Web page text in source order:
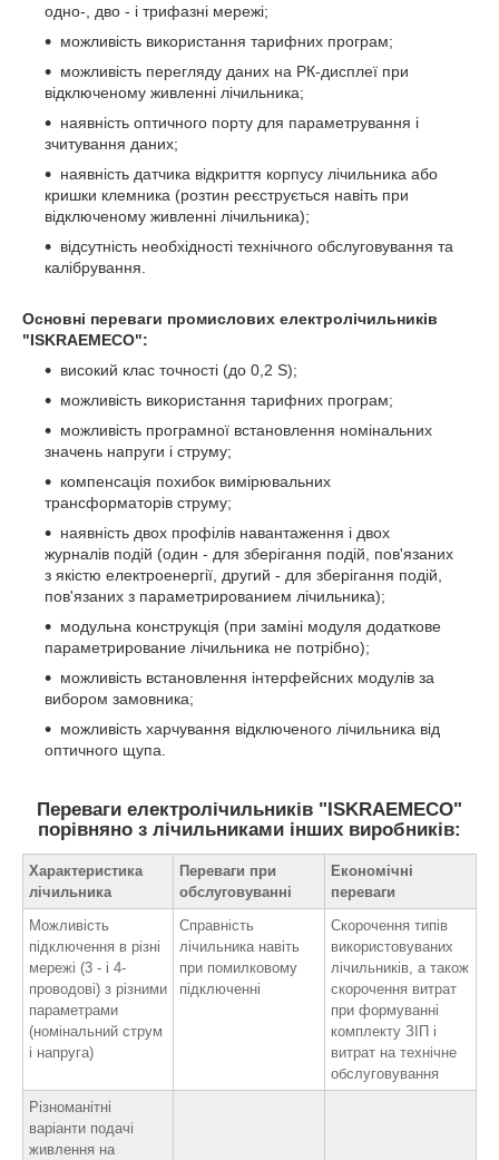
одно-, дво - і трифазні мережі;
можливість використання тарифних програм;
можливість перегляду даних на РК-дисплеї при
відключеному живленні лічильника;
наявність оптичного порту для параметрування і
зчитування даних;
наявність датчика відкриття корпусу лічильника або
кришки клемника (розтин реєструється навіть при
відключеному живленні лічильника);
відсутність необхідності технічного обслуговування та
калібрування.
Основні переваги промислових електролічильників
"ISKRAEMECO":
високий клас точності (до 0,2 S);
можливість використання тарифних програм;
можливість програмної встановлення номінальних
значень напруги і струму;
компенсація похибок вимірювальних
трансформаторів струму;
наявність двох профілів навантаження і двох
журналів подій (один - для зберігання подій, пов'язаних
з якістю електроенергії, другий - для зберігання подій,
пов'язаних з параметрированием лічильника);
модульна конструкція (при заміні модуля додаткове
параметрирование лічильника не потрібно);
можливість встановлення інтерфейсних модулів за
вибором замовника;
можливість харчування відключеного лічильника від
оптичного щупа.
Переваги електролічильників "ISKRAEMECO"
порівняно з лічильниками інших виробників:
Характеристика
лічильника
Переваги при
обслуговуванні
Економічні
переваги
Можливість
підключення в різні
мережі (3 - і 4-
проводові) з різними
параметрами
(номінальний струм
і напруга)
Справність
лічильника навіть
при помилковому
підключенні
Скорочення типів
використовуваних
лічильників, а також
скорочення витрат
при формуванні
комплекту ЗІП і
витрат на технічне
обслуговування
Різноманітні
варіанти подачі
живлення на